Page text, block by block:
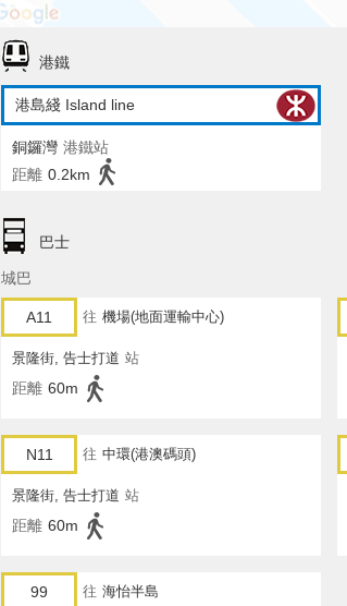
港鐵
港島綫 Island line
銅鑼灣 港鐵站
距離 0.2km
巴士
城巴
A11 往 機場(地面運輸中心)
景隆街, 告士打道 站
距離 60m
N11 往 中環(港澳碼頭)
景隆街, 告士打道 站
距離 60m
99 往 海怡半島